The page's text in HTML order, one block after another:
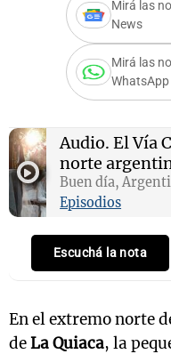
Mirá las
News
Mirá las
WhatsApp
Audio. El Vía
norte
Buen día,
Episodios
Escuchá la nota
En el extremo norte
deLa Quiaca, la